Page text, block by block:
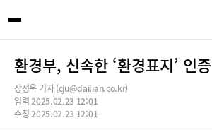
환경부, 신속한 ‘환경표지’ 인
장정욱 기자 (cju@dailian.co.kr)
입력 2025.02.23 12:01
수정 2025.02.23 12:01